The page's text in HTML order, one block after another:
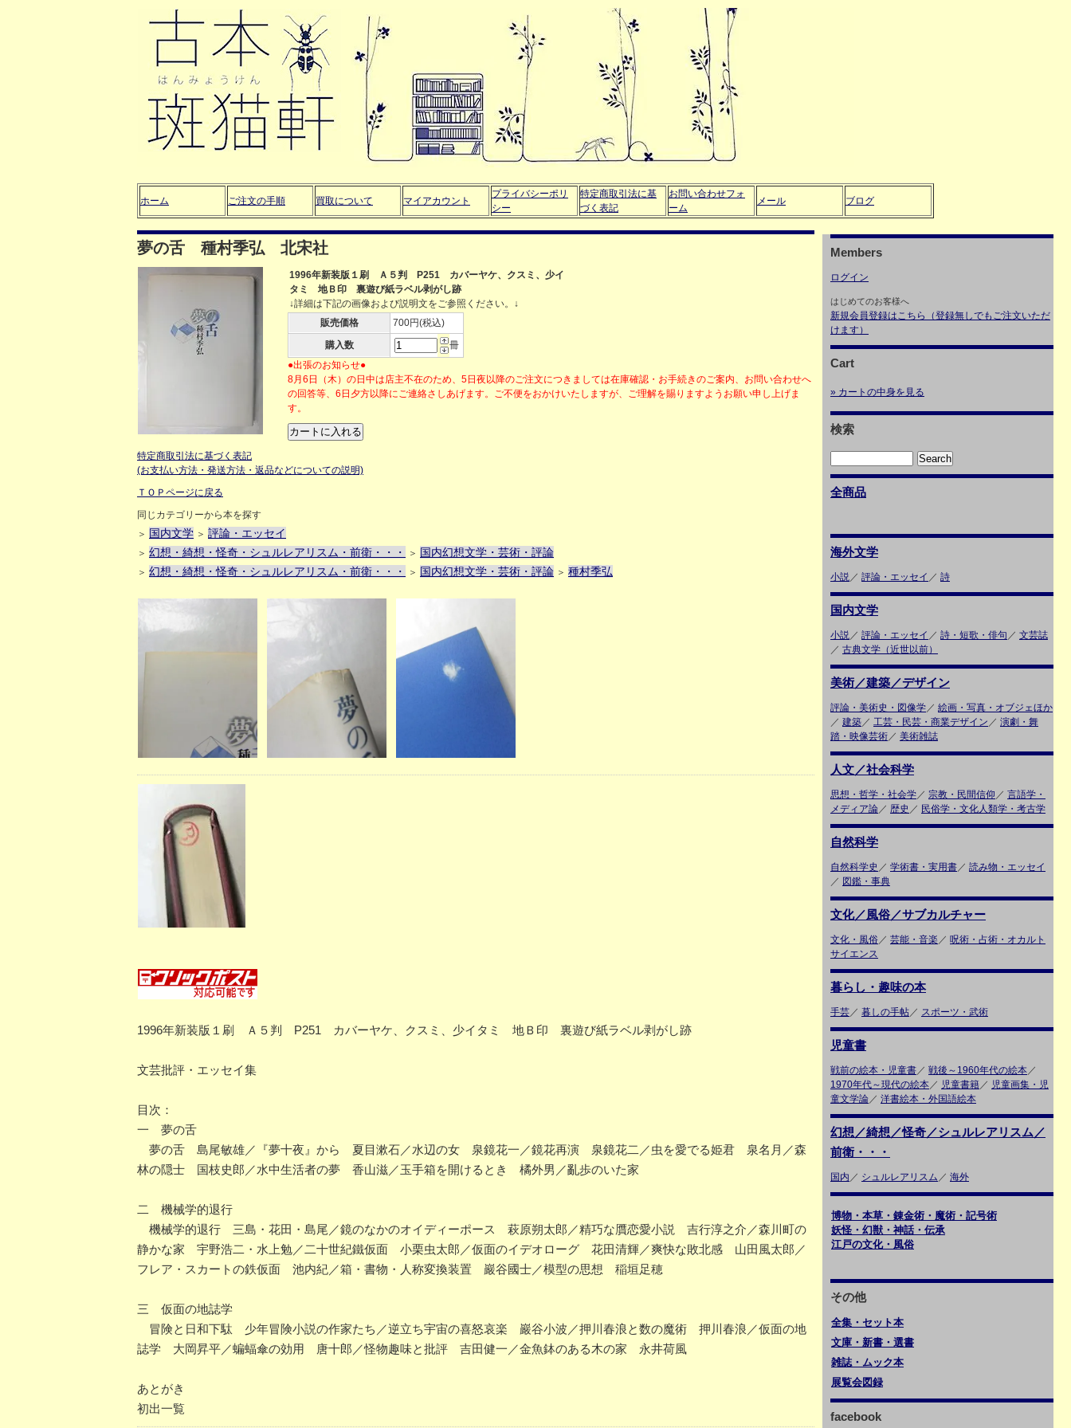
ホーム ご注文の手順 買取について マイアカウント
プライバシーポリ
シー
特定商取引法に基
づく表記
お問い合わせフォ
ーム
メール ブログ
夢の舌 種村季弘 北宋社
1996年新装版１刷 Ａ５判 P251 カバーヤケ、クスミ、少イ
タミ 地Ｂ印 裏遊び紙ラベル剥がし跡
↓詳細は下記の画像および説明文をご参照ください。↓
販売価格
700円(税込)
購入数
冊
●出張のお知らせ●
8月6日（木）の日中は店主不在のため、5日夜以降のご注文につきましては在庫確認・お手続きのご案内、お問い合わせへ
の回答等、6日夕方以降にご連絡さしあげます。ご不便をおかけいたしますが、ご理解を賜りますようお願い申し上げま
す。
特定商取引法に基づく表記
(お支払い方法・発送方法・返品などについての説明)
ＴＯＰページに戻る
同じカテゴリーから本を探す
＞ 国内文学 ＞ 評論・エッセイ
＞ 幻想・綺想・怪奇・シュルレアリスム・前衛・・・ ＞ 国内幻想文学・芸術・評論
＞ 幻想・綺想・怪奇・シュルレアリスム・前衛・・・ ＞ 国内幻想文学・芸術・評論 ＞ 種村季弘
1996年新装版１刷 Ａ５判 P251 カバーヤケ、クスミ、少イタミ 地Ｂ印 裏遊び紙ラベル剥がし跡
文芸批評・エッセイ集
目次：
一 夢の舌
夢の舌 島尾敏雄／『夢十夜』から 夏目漱石／水辺の女 泉鏡花一／鏡花再演 泉鏡花二／虫を愛でる姫君 泉名月／森
林の隠士 国枝史郎／水中生活者の夢 香山滋／玉手箱を開けるとき 橘外男／亂歩のいた家
二 機械学的退行
機械学的退行 三島・花田・島尾／鏡のなかのオイディーポース 萩原朔太郎／精巧な贋恋愛小説 吉行淳之介／森川町の
静かな家 宇野浩二・水上勉／二十世紀鐵仮面 小栗虫太郎／仮面のイデオローグ 花田清輝／爽快な敗北感 山田風太郎／
フレア・スカートの鉄仮面 池内紀／箱・書物・人称変換装置 巖谷國士／模型の思想 稲垣足穂
三 仮面の地誌学
冒険と日和下駄 少年冒険小説の作家たち／逆立ち宇宙の喜怒哀楽 巖谷小波／押川春浪と数の魔術 押川春浪／仮面の地
誌学 大岡昇平／蝙蝠傘の効用 唐十郎／怪物趣味と批評 吉田健一／金魚鉢のある木の家 永井荷風
あとがき
初出一覧
Members
ログイン
はじめてのお客様へ
新規会員登録はこちら（登録無しでもご注文いただ
けます）
Cart
» カートの中身を見る
検索
全商品
海外文学
小説／ 評論・エッセイ ／ 詩
国内文学
小説／ 評論・エッセイ ／ 詩・短歌・俳句 ／ 文芸誌
／ 古典文学（近世以前）
美術／建築／デザイン
評論・美術史・図像学／ 絵画・写真・オブジェほか
／ 建築／ 工芸・民芸・商業デザイン ／ 演劇・舞
踏・映像芸術／ 美術雑誌
人文／社会科学
思想・哲学・社会学／ 宗教・民間信仰 ／ 言語学・
メディア論／ 歴史 ／ 民俗学・文化人類学・考古学
自然科学
自然科学史 ／ 学術書・実用書／ 読み物・エッセイ
／ 図鑑・事典
文化／風俗／サブカルチャー
文化・風俗／ 芸能・音楽 ／ 呪術・占術・オカルト
サイエンス
暮らし・趣味の本
手芸／ 暮しの手帖／ スポーツ・武術
児童書
戦前の絵本・児童書／ 戦後～1960年代の絵本／
1970年代～現代の絵本／ 児童書籍／ 児童画集・児
童文学論／ 洋書絵本・外国語絵本
幻想／綺想／怪奇／シュルレアリスム／
前衛・・・
国内 ／ シュルレアリスム ／ 海外
博物・本草・錬金術・魔術・記号術
妖怪・幻獣・神話・伝承
江戸の文化・風俗
その他
全集・セット本
文庫・新書・選書
雑誌・ムック本
展覧会図録
facebook